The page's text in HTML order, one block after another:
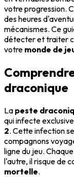
votre progression.
des heures
mécanismes. Ce
détecter et traiter
votre monde de
draconique
La peste
qui infecte
2. Cette infection
compagnons
ligne du jeu.
l'autre, il risque de
mortelle.